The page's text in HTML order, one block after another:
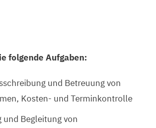
folgende Aufgaben:
und Betreuung von
Kosten- und Terminkontrolle
und Begleitung von